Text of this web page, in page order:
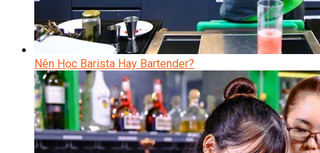
Nên Học Barista Hay Bartender?